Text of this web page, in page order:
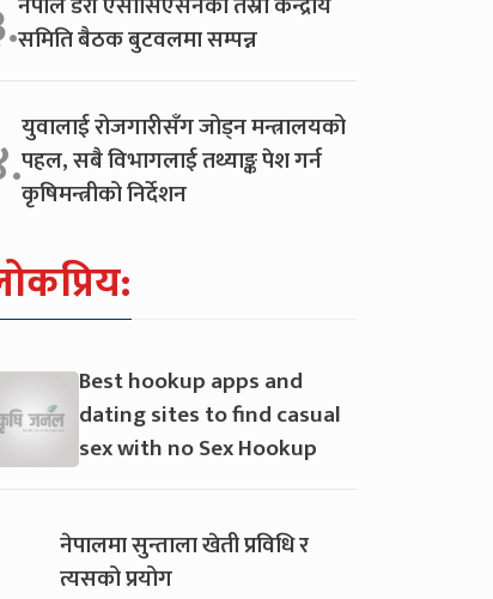
समिति बैठक बुटवलमा सम्पन्न
युवालाई रोजगारीसँग जोड्न मन्त्रालयको
पहल, सबै विभागलाई तथ्याङ्क पेश गर्न
कृषिमन्त्रीको निर्देशन
Best hookup apps and
dating sites to find casual
sex with no Sex Hookup
नेपालमा सुन्ताला खेती प्रविधि र
त्यसको प्रयोग